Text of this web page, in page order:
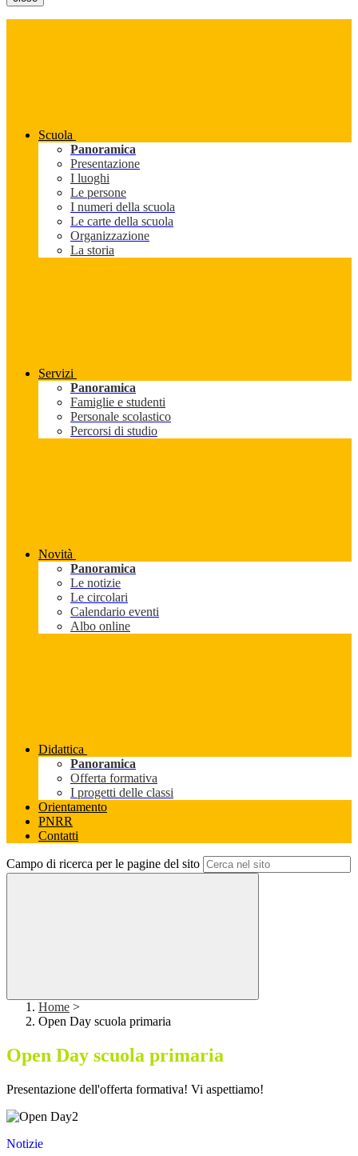
Scuola
Panoramica
Presentazione
I luoghi
Le persone
I numeri della scuola
Le carte della scuola
Organizzazione
La storia
Servizi
Panoramica
Famiglie e studenti
Personale scolastico
Percorsi di studio
Novità
Panoramica
Le notizie
Le circolari
Calendario eventi
Albo online
Didattica
Panoramica
Offerta formativa
I progetti delle classi
Orientamento
PNRR
Contatti
Campo di ricerca per le pagine del sito
Home >
Open Day scuola primaria
Open Day scuola primaria
Presentazione dell'offerta formativa! Vi aspettiamo!
Notizie